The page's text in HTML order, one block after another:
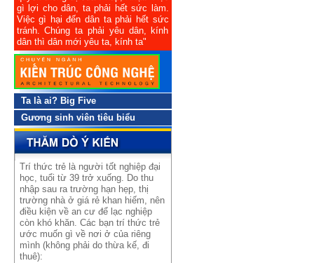
gì lợi cho dân, ta phải hết sức làm.
Việc gì hại đến dân ta phải hết sức
tránh. Chúng ta phải yêu dân, kính
dân thì dân mới yêu ta, kính ta"
Ta là ai? Big Five
Gương sinh viên tiêu biểu
Trí thức trẻ là người tốt nghiệp đại
học, tuổi từ 39 trở xuống. Do thu
nhập sau ra trường hạn hẹp, thị
trường nhà ở giá rẻ khan hiếm, nên
điều kiện về an cư để lạc nghiệp
còn khó khăn. Các bạn trí thức trẻ
ước muốn gì về nơi ở của riêng
mình (không phải do thừa kế, đi
thuê):